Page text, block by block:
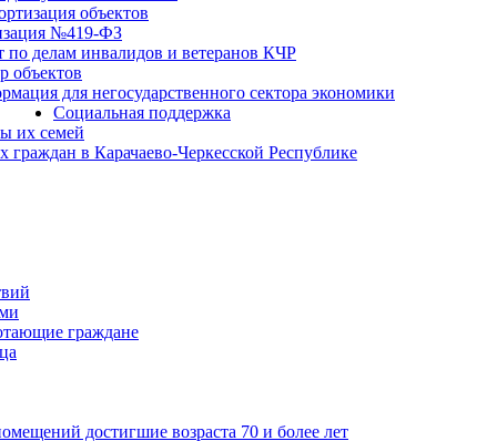
объектов
№419-ФЗ
по делам инвалидов и ветеранов КЧР
объектов
для негосударственного сектора экономики
Социальная поддержка
их семей
в Карачаево-Черкесской Республике
граждане
достигшие возраста 70 и более лет